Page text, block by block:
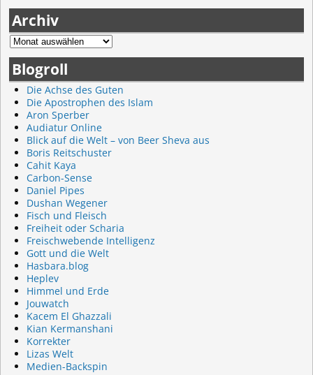
Archiv
Blogroll
Die Achse des Guten
Die Apostrophen des Islam
Aron Sperber
Audiatur Online
Blick auf die Welt – von Beer Sheva aus
Boris Reitschuster
Cahit Kaya
Carbon-Sense
Daniel Pipes
Dushan Wegener
Fisch und Fleisch
Freiheit oder Scharia
Freischwebende Intelligenz
Gott und die Welt
Hasbara.blog
Heplev
Himmel und Erde
Jouwatch
Kacem El Ghazzali
Kian Kermanshani
Korrekter
Lizas Welt
Medien-Backspin